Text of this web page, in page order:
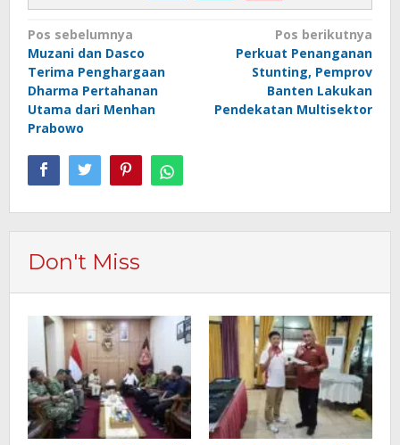
Navigasi
pos
Pos sebelumnya
Muzani dan Dasco
Terima Penghargaan
Dharma Pertahanan
Utama dari Menhan
Prabowo
Pos berikutnya
Perkuat Penanganan
Stunting, Pemprov
Banten Lakukan
Pendekatan Multisektor
Don't Miss